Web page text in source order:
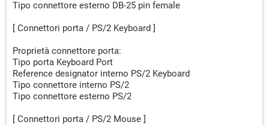
Tipo connettore esterno DB-25 pin female
[ Connettori porta / PS/2 Keyboard ]
Proprietà connettore porta:
Tipo porta Keyboard Port
Reference designator interno PS/2 Keyboard
Tipo connettore interno PS/2
Tipo connettore esterno PS/2
[ Connettori porta / PS/2 Mouse ]